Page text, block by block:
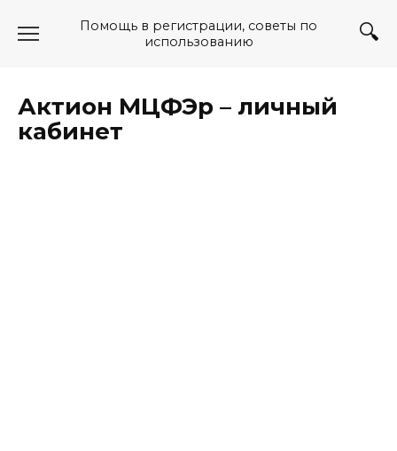
Помощь в регистрации, советы по
использованию
Актион МЦФЭр – личный
кабинет